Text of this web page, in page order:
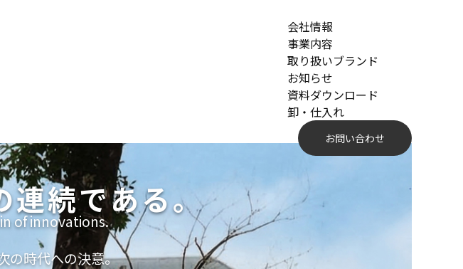
会社情報
事業内容
取り扱いブランド
お知らせ
資料ダウンロード
卸・仕入れ
お問い合わせ
連続である。
of innovations.
の時代への決意。